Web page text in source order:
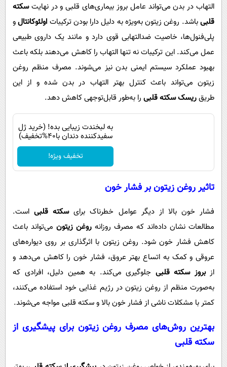
التهاب در بدن می‌تواند عامل بروز بیماری‌های قلبی و در نهایتسکته
قلبیباشد. روغن زیتون به‌ویژه به دلیل دارا بودن ترکیبات اولئوکانتالو
پلی‌فنول‌ها، خاصیت ضدالتهابی قوی دارد و مانند یک داروی طبیعی
عمل می‌کند. این ترکیبات نه تنها التهاب را کاهش می‌دهند بلکه باعث
بهبود عملکرد سیستم ایمنی بدن نیز می‌شوند. مصرف منظم روغن
زیتون می‌تواند باعث کنترل بهتر التهاب در بدن شده و از این
طریقریسک سکته قلبی را به‌طور قابل‌توجهی کاهش دهد.
به لبخندت زیبایی بده! (خرید ژل
سفیدکننده دندان با40%تخفیف)
تخفیف ویژه!
تاثیر روغن زیتون بر فشار خون
فشار خون بالا از دیگر عوامل خطرناک برایسکته قلبیاست.
مطالعات نشان داده‌اند که مصرف روزانه روغن زیتون می‌تواند باعث
کاهش فشار خون شود. روغن زیتون با اثرگذاری بر روی دیواره‌های
عروقی و کمک به اتساع بهتر عروق، فشار خون را کاهش می‌دهد و
ازبروز سکته قلبی جلوگیری می‌کند. به همین دلیل، افرادی که
به‌صورت منظم از روغن زیتون در رژیم غذایی خود استفاده می‌کنند،
کمتر با مشکلات ناشی از فشار خون بالا و سکته قلبی مواجه می‌شوند.
بهترین روش‌های مصرف روغن زیتون برایپیشگیری از
سکته قلبی